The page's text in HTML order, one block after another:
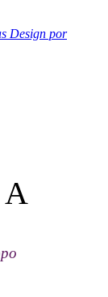
Design por